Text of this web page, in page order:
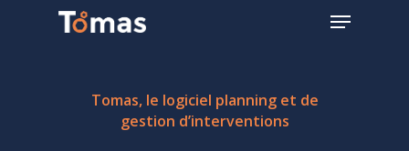
Menu
Tomas, le logiciel planning et de
gestion d’interventions